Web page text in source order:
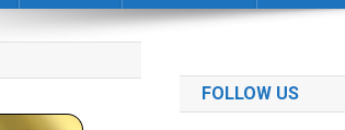
FOLLOW US